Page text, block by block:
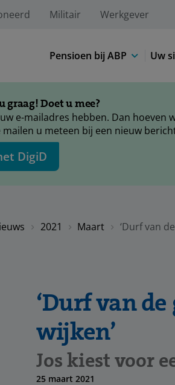
Militair Werkgever
Pensioen bij ABP Uw
graag! Doet u mee?
e-mailadres hebben. Dan
mailen u meteen bij een nieuw
DigiD
2021 Maart ‘Durf van
‘Durf van
wijken’
Jos kiest voor
25 maart 2021